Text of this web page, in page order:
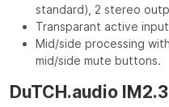
standard), 2 stereo
Transparant active
Mid/side processing
mid/side mute buttons.
DuTCH.audio